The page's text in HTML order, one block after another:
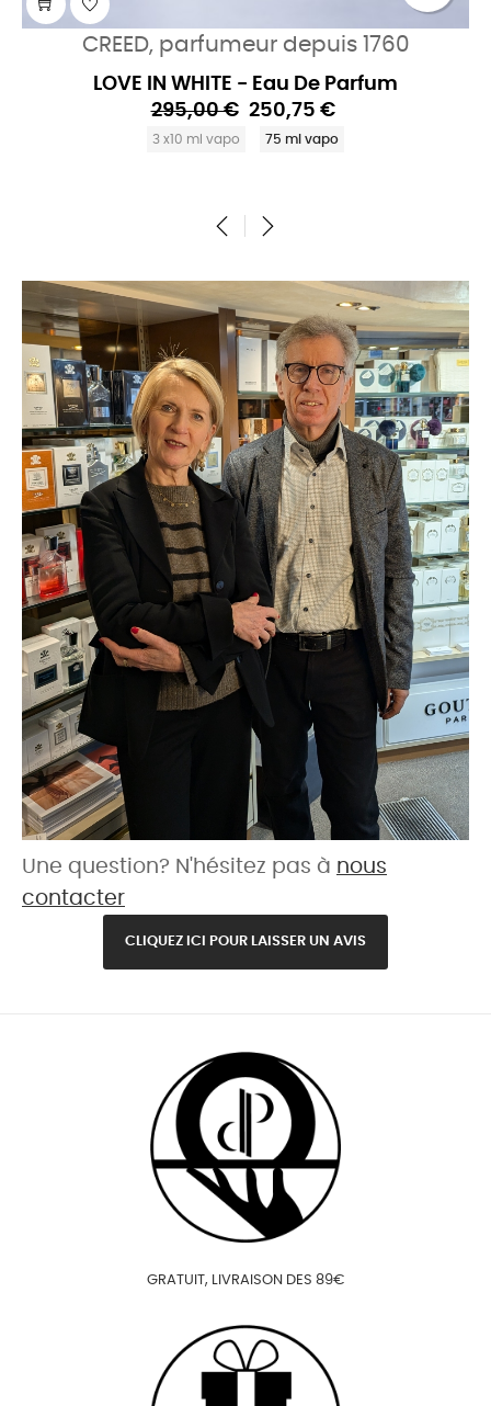
CREED, parfumeur depuis 1760
LOVE IN WHITE - Eau De Parfum
295,00 € 250,75 €
3 x10 ml vapo 75 ml vapo
Une question? N'hésitez pas à nous
contacter
CLIQUEZ ICI POUR LAISSER UN AVIS
GRATUIT, LIVRAISON DES 89€